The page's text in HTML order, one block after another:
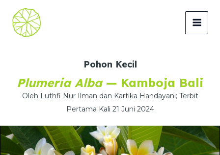
Lewati
konten
Pohon Kecil
Plumeria Alba— Kamboja Bali
Oleh Luthfi Nur Ilman dan Kartika Handayani; Terbit
Pertama Kali 21 Juni 2024